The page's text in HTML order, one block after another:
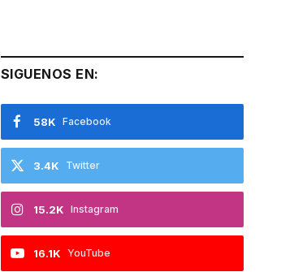
SIGUENOS EN:
Facebook
58K
Twitter
3.4K
Instagram
15.2K
YouTube
16.1K